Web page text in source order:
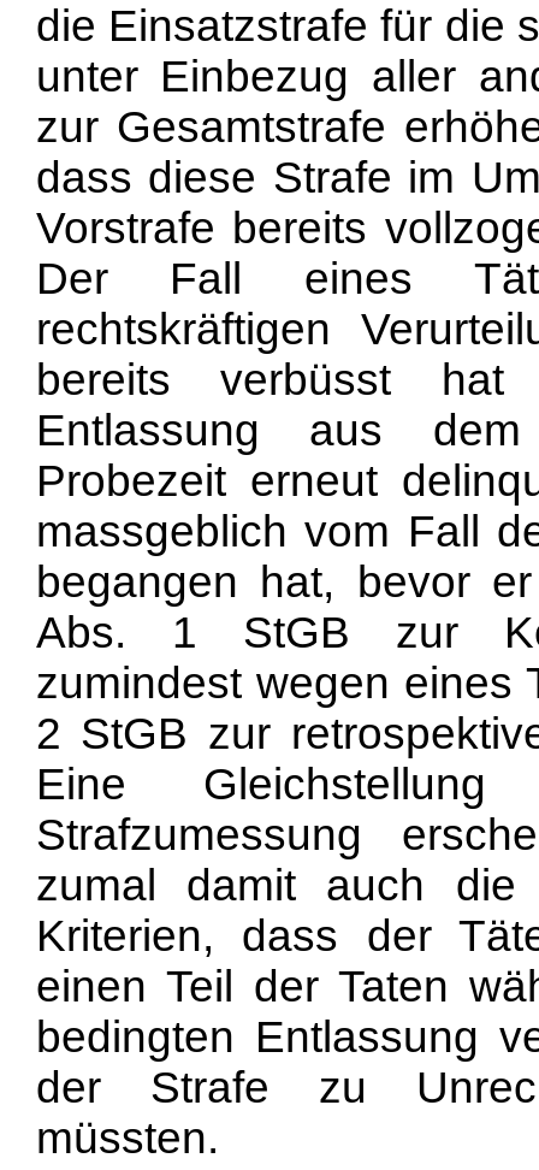
die Einsatzstrafe für die
unter Einbezug aller
zur Gesamtstrafe
dass diese Strafe im
Vorstrafe bereits
Der Fall eines
rechtskräftigen
bereits verbüsst
Entlassung aus
Probezeit erneut
massgeblich vom Fall
begangen hat, bevor
Abs. 1 StGB zur
zumindest wegen eines
2 StGB zur
Eine
Strafzumessung
zumal damit auch die
Kriterien, dass der
einen Teil der Taten
bedingten Entlassung
der Strafe zu
müssten.